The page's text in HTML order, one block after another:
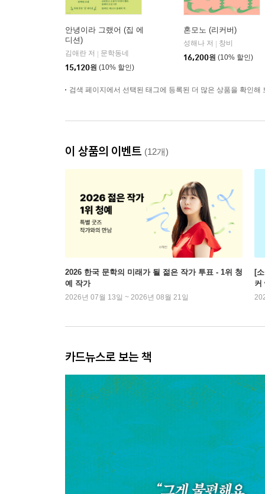
안녕이라 그랬어 (집 에
디션)
김애란 저
문학동네
15,120원 (10% 할인)
혼모노 (리커버)
성해나 저
창비
16,200원 (10% 할인)
검색 페이지에서 선택된 태그에 등록된 더 많은 상품을 확인해
이 상품의 이벤트 (12개)
2026 한국 문학의 미래가 될 젊은 작가 투표 - 1위 청
예 작가
2026년 07월 13일 ~ 2026년 08월 21일
[
커
카드뉴스로 보는 책